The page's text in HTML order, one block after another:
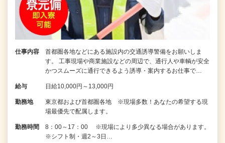
仕事内容
首都圏各地などにある施設内の交通誘導警備をお願いしま
す。 工事現場や商業施設などの周辺で、通行人や車輌が安全
かつスムーズに通行できるよう誘導・案内するお仕事で…
給与 日給10,000円～13,000円
勤務地
東京都および首都圏各地 ※現場多数！あなたの希望する現
場最優先で配属します。
勤務時間
8：00～17：00 ※現場により多少異なる場合があります。
※シフト制・週2～3日…